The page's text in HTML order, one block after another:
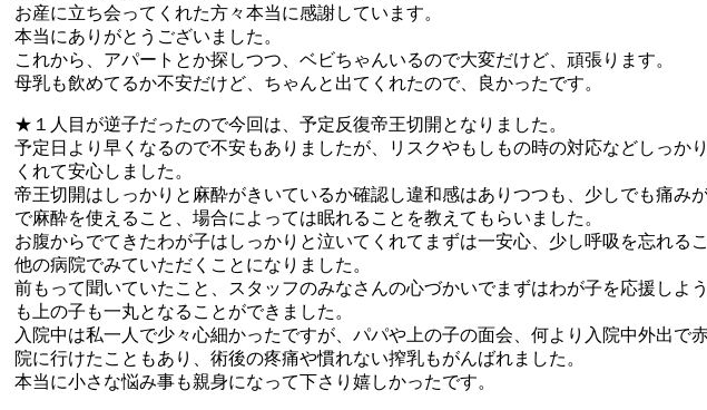
お産に立ち会ってくれた方々本当に感謝しています。
本当にありがとうございました。
これから、アパートとか探しつつ、ベビちゃんいるので大変だけど、頑張ります。
母乳も飲めてるか不安だけど、ちゃんと出てくれたので、良かったです。
★１人目が逆子だったので今回は、予定反復帝王切開となりました。
予定日より早くなるので不安もありましたが、リスクやもしもの時の対応などしっか
くれて安心しました。
帝王切開はしっかりと麻酔がきいているか確認し違和感はありつつも、少しでも痛み
で麻酔を使えること、場合によっては眠れることを教えてもらいました。
お腹からでてきたわが子はしっかりと泣いてくれてまずは一安心、少し呼吸を忘れるこ
他の病院でみていただくことになりました。
前もって聞いていたこと、スタッフのみなさんの心づかいでまずはわが子を応援しよ
も上の子も一丸となることができました。
入院中は私一人で少々心細かったですが、パパや上の子の面会、何より入院中外出で
院に行けたこともあり、術後の疼痛や慣れない搾乳もがんばれました。
本当に小さな悩み事も親身になって下さり嬉しかったです。